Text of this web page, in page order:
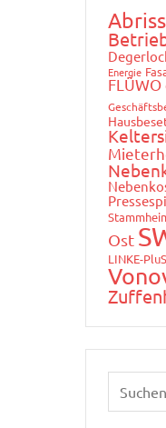
Abriss
Energie
FLÜWO
Ost
LINKE-PluS